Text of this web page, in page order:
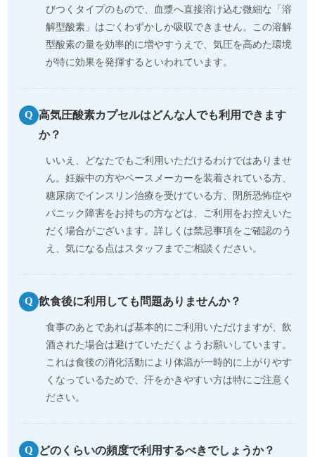
びつくタイプのもので、血漿へ直接溶け込む微細な「溶
解型酸素」はごくわずかしか吸収できません。この溶解
型酸素の量を効率的に増やすうえで、気圧を高めた環境
が特に効果を発揮するといわれています。
Q 高気圧酸素カプセルはどんな人でも利用できます
か？
いいえ、どなたでもご利用いただけるわけではありませ
ん。妊娠中の方やペースメーカーを装着されている方、
糖尿病でインスリン治療を受けている方、閉所恐怖症や
パニック障害をお持ちの方などは、ご利用をお控えいた
だく場合がございます。詳しくは禁忌事項をご確認のう
え、気になる点はスタッフまでご相談ください。
Q 飲食後に利用しても問題ありませんか？
食事のあとであれば基本的にご利用いただけますが、飲
酒された場合は避けていただくようお願いしています。
これは食後の消化活動により体温が一時的に上がりやす
くなっているためで、汗をかきやすい方は特にご注意く
ださい。
Q どのくらいの頻度で利用するべきでしょうか？